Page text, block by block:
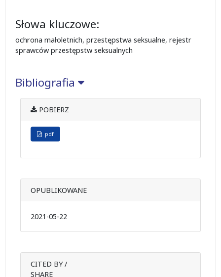
Słowa kluczowe:
ochrona małoletnich, przestępstwa seksualne, rejestr
sprawców przestępstw seksualnych
Bibliografia
POBIERZ
pdf
OPUBLIKOWANE
2021-05-22
CITED BY /
SHARE